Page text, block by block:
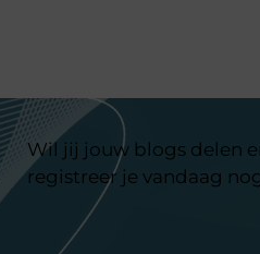
Wil jij jouw blogs delen
registreer je vandaag